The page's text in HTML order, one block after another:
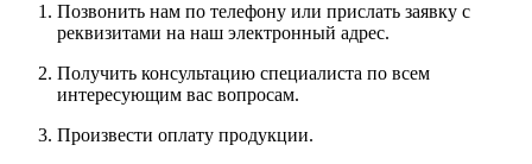
Позвонить нам по телефону или прислать заявку с
реквизитами на наш электронный адрес.
Получить консультацию специалиста по всем
интересующим вас вопросам.
Произвести оплату продукции.